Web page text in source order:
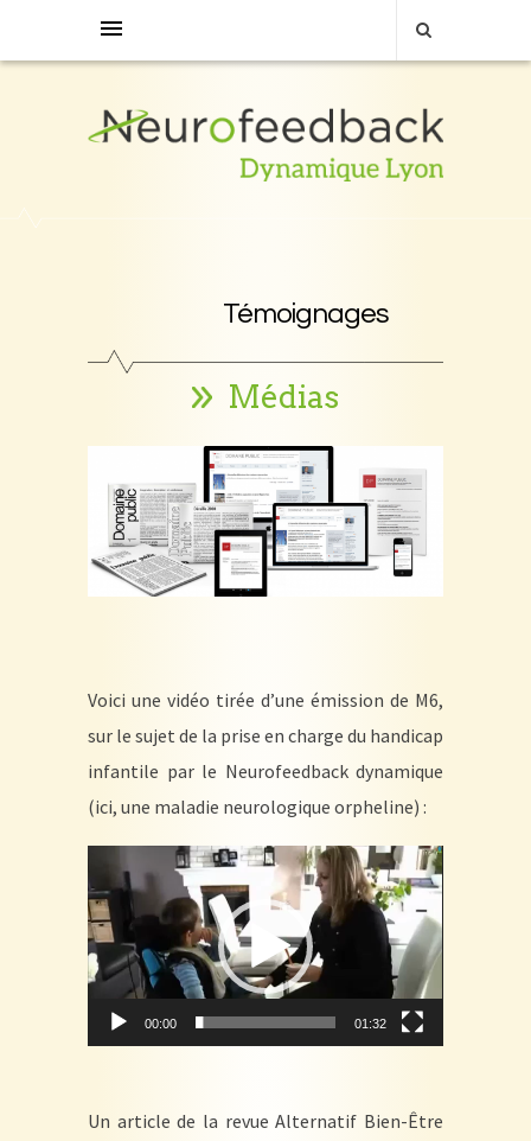
Témoignages
Médias
Voici une vidéo tirée d’une émission de M6,
sur le sujet de la prise en charge du handicap
infantile par le Neurofeedback dynamique
(ici, une maladie neurologique orpheline) :
00:00 01:32
Un article de la revue Alternatif Bien-Être